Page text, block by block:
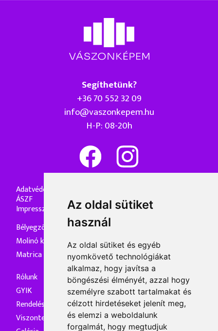
Az oldal sütiket
használ
Az oldal sütiket és egyéb
nyomkövető technológiákat
alkalmaz, hogy javítsa a
böngészési élményét, azzal hogy
személyre szabott tartalmakat és
célzott hirdetéseket jelenít meg,
és elemzi a weboldalunk
forgalmát, hogy megtudjuk
Segíthetünk?
+36 70 552 32 09
info@vaszonkepem.hu
H-P: 08-20h
Rólunk
GYIK
Rendelés és kiszállítás
Viszonteladóknak
Bélyegzőkészítés
Molinó készítés
Matrica készítés
Adatvédelmi nyilatkozat
ÁSZF
Impresszum